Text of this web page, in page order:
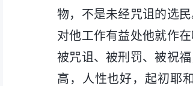
物，不是未经咒诅的选
对他工作有益处他就作
被咒诅、被刑罚、被祝
高，人性也好，起初耶